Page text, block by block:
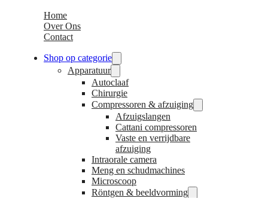
Home
Over Ons
Contact
Shop op categorie
Apparatuur
Autoclaaf
Chirurgie
Compressoren & afzuiging
Afzuigslangen
Cattani compressoren
Vaste en verrijdbare
afzuiging
Intraorale camera
Meng en schudmachines
Microscoop
Röntgen & beeldvorming